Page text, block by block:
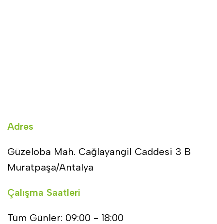
Adres
Güzeloba Mah. Cağlayangil Caddesi 3 B
Muratpaşa/Antalya
Çalışma Saatleri
Tüm Günler: 09:00 - 18:00